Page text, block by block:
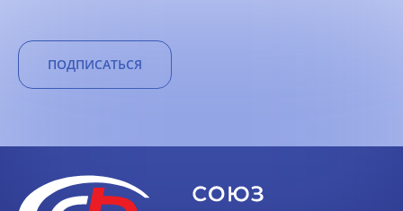
ПОДПИСАТЬСЯ